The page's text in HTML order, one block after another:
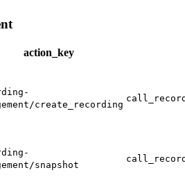
action_key
create_recording
snapshot